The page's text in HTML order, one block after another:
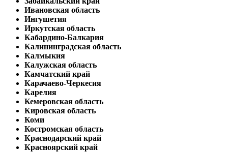
Ивановская область
Ингушетия
Иркутская область
Кабардино-Балкария
Калининградская область
Калмыкия
Калужская область
Камчатский край
Карачаево-Черкесия
Карелия
Кемеровская область
Кировская область
Коми
Костромская область
Краснодарский край
Красноярский край